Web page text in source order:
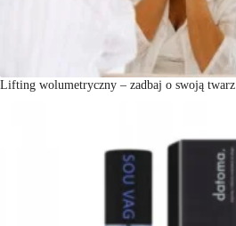
Lifting wolumetryczny – zadbaj o swoją twarz